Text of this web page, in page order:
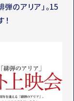
のアリア」。15